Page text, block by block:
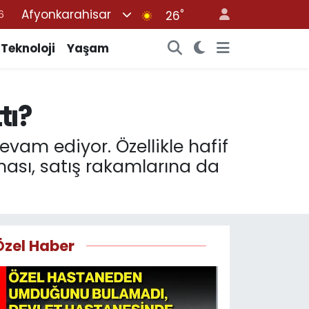
Afyonkarahisar 26°
Teknoloji Yaşam
ediyor. Özellikle hafif
satış rakamlarına da
Haber